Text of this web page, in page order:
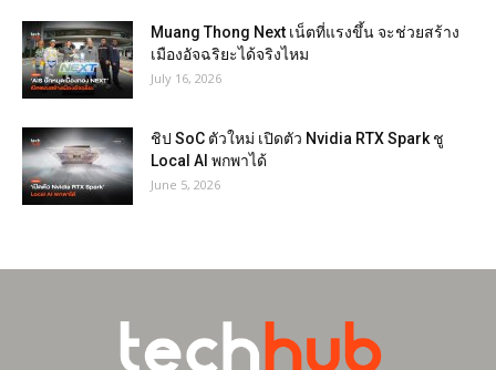
Muang Thong Next เน็ตที่แรงขึ้น จะช่วยสร้าง
เมืองอัจฉริยะได้จริงไหม
July 16, 2026
ชิป SoC ตัวใหม่ เปิดตัว Nvidia RTX Spark ชู
Local AI พกพาได้
June 5, 2026